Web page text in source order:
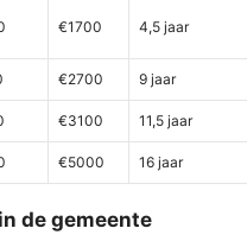
€1700 4,5 jaar
€2700 9 jaar
€3100 11,5 jaar
€5000 16 jaar
de gemeente